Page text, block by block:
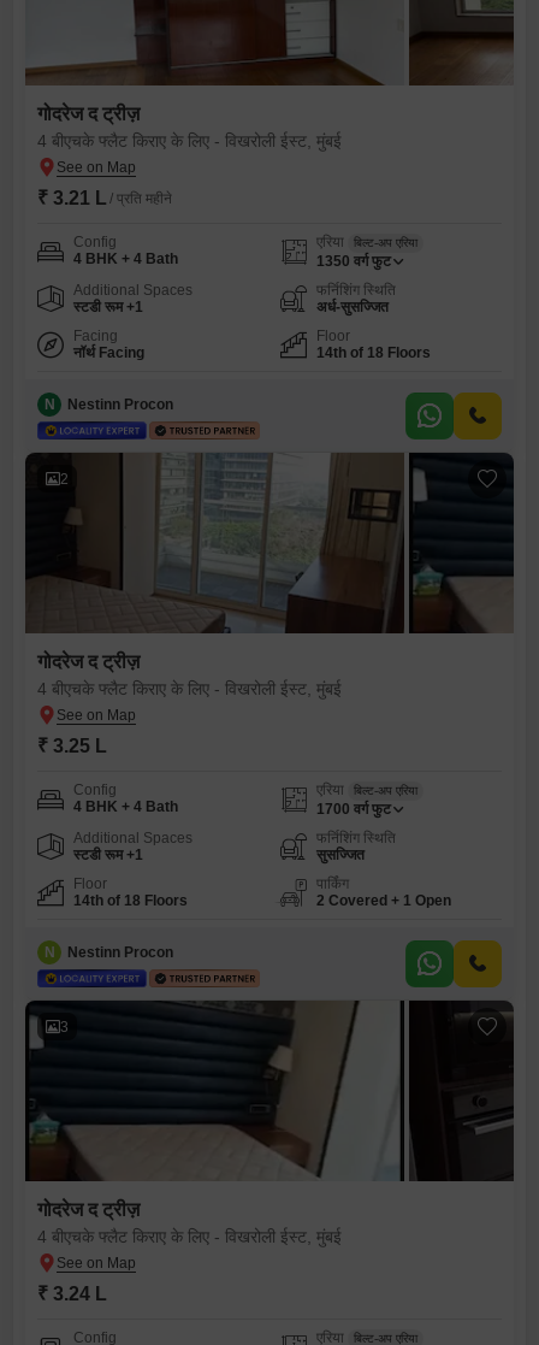
गोदरेज द ट्रीज़
4 बीएचके फ्लैट किराए के लिए - विखरोली ईस्ट, मुंबई
₹ 3.21 L / प्रति महीने
Config
4 BHK + 4 Bath
एरिया बिल्ट-अप एरिया
1350 वर्ग फुट
Additional Spaces
स्टडी रूम +1
फर्निशिंग स्थिति
अर्ध-सुसज्जित
Facing
नॉर्थ Facing
Floor
14th of 18 Floors
N Nestinn Procon
2
गोदरेज द ट्रीज़
4 बीएचके फ्लैट किराए के लिए - विखरोली ईस्ट, मुंबई
₹ 3.25 L
Config
4 BHK + 4 Bath
एरिया बिल्ट-अप एरिया
1700 वर्ग फुट
Additional Spaces
स्टडी रूम +1
फर्निशिंग स्थिति
सुसज्जित
Floor
14th of 18 Floors
पार्किंग
2 Covered + 1 Open
N Nestinn Procon
3
गोदरेज द ट्रीज़
4 बीएचके फ्लैट किराए के लिए - विखरोली ईस्ट, मुंबई
₹ 3.24 L
Config एरिया बिल्ट-अप एरिया